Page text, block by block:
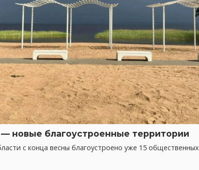
новые благоустроенные территории
с конца весны благоустроено уже 15 общественных